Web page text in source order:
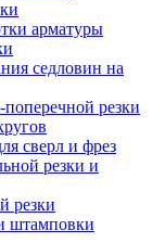
арматуры
седловин на
резки
сверл и фрез
резки и
резки
штамповки